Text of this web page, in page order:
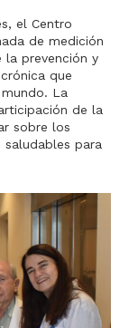
el Centro
de medición
la prevención y
que
La
de la
sobre los
para